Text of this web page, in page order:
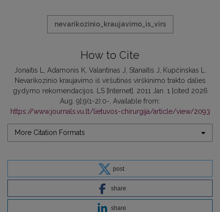
nevarikozinio_kraujavimo_is_virs
How to Cite
Jonaitis L, Adamonis K, Valantinas J, Stanaitis J, Kupčinskas L.
Nevarikozinio kraujavimo iš viršutinės virškinimo trakto dalies
gydymo rekomendacijos. LS [Internet]. 2011 Jan. 1 [cited 2026
Aug. 9];9(1-2):0-. Available from:
https://www.journals.vu.lt/lietuvos-chirurgija/article/view/2093
More Citation Formats
post
share
share